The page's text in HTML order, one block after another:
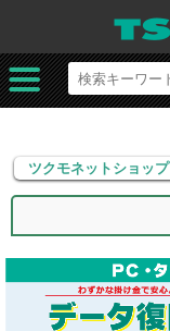
ツクモネットショップ
ツクモネットショップ